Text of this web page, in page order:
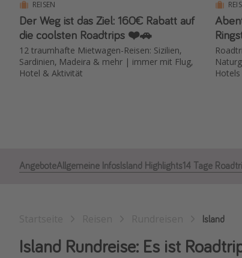
REISEN
Der Weg ist das Ziel: 160€ Rabatt auf
die coolsten Roadtrips ❤️🚗
12 traumhafte Mietwagen-Reisen: Sizilien,
Sardinien, Madeira & mehr | immer mit Flug,
Hotel & Aktivität
AngeboteAllgemeine InfosIsland Highlights14 Tage
Island
Island Rundreise: Es ist